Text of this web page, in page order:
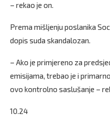
– rekao je on.
Prema mišljenju poslanika
dopis suda skandalozan.
– Ako je primjereno za
emisijama, trebao je i
ovo kontrolno saslušanje –
10.24